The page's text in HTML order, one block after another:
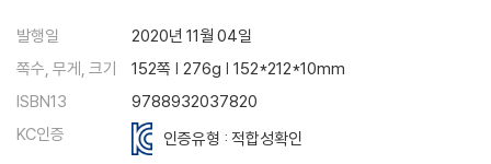
발행일
2020년 11월 04일
쪽수, 무게, 크기
152쪽 | 276g | 152*212*10mm
ISBN13
9788932037820
KC인증
인증유형 : 적합성확인